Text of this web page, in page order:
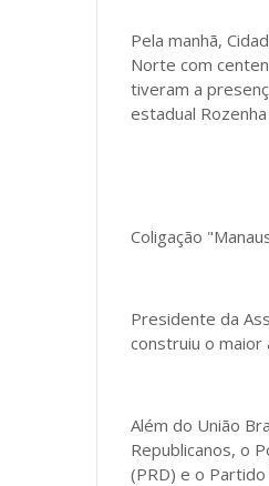
Pela manhã,
Norte com
tiveram a
estadual
Coligação
Presidente da
construiu o maior
Além do União
Republicanos, o
(PRD) e o Partido